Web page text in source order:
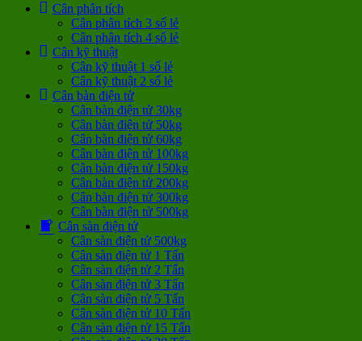
Cân phân tích
Cân phân tích 3 số lẻ
Cân phân tích 4 số lẻ
Cân kỹ thuật
Cân kỹ thuật 1 số lẻ
Cân kỹ thuật 2 số lẻ
Cân bàn điện tử
Cân bàn điện tử 30kg
Cân bàn điện tử 50kg
Cân bàn điện tử 60kg
Cân bàn điện tử 100kg
Cân bàn điện tử 150kg
Cân bàn điện tử 200kg
Cân bàn điện tử 300kg
Cân bàn điện tử 500kg
Cân sàn điện tử
Cân sàn điện tử 500kg
Cân sàn điện tử 1 Tấn
Cân sàn điện tử 2 Tấn
Cân sàn điện tử 3 Tấn
Cân sàn điện tử 5 Tấn
Cân sàn điện tử 10 Tấn
Cân sàn điện tử 15 Tấn